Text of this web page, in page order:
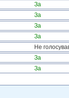
За
За
За
За
Не
За
За